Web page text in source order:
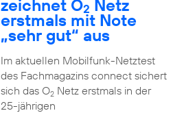
zeichnet O2 Netz
erstmals mit Note
„sehr gut“ aus
Im aktuellen Mobilfunk-Netztest
des Fachmagazins connect sichert
sich das O2Netz erstmals in der
25-jährigen